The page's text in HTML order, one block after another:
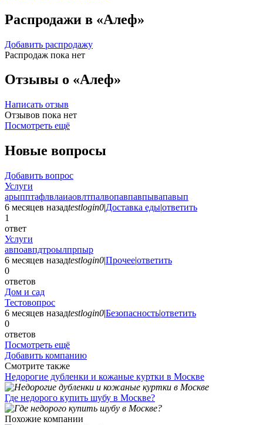
Распродажи в «Алеф»
Добавить распродажу
Распродаж пока нет
Отзывы о «Алеф»
Написать отзыв
Отзывов пока нет
Посмотреть ещё
Новые вопросы
Добавить вопрос
Услуги
арыпптафлвлаиаовлтпалвопавпавпывапавып
6 месяцев назадtestlogin0|Доставка еды|ответить
1
ответ
Услуги
авпоавпдтроылпрпыр
6 месяцев назадtestlogin0|Прочее|ответить
0
ответов
Дом и сад
Тестовопрос
6 месяцев назадtestlogin0|Безопасность|ответить
0
ответов
Посмотреть ещё
Добавить компанию
Смотрите также
Недорогие дубленки и кожаные куртки в Москве
Где недорого купить шубу в Москве?
Похожие компании